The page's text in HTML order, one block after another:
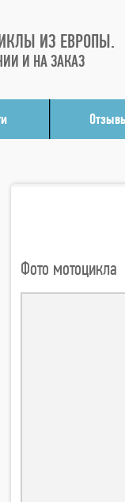
ИЗ ЕВРОПЫ.
И НА ЗАКАЗ
Фото мотоцикла